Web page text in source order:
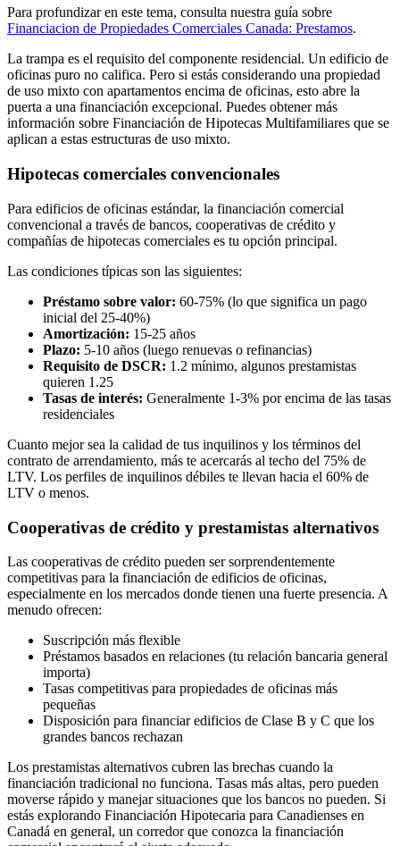
Para profundizar en este tema, consulta nuestra guía sobre
Financiacion de Propiedades Comerciales Canada: Prestamos.
La trampa es el requisito del componente residencial. Un edificio de
oficinas puro no califica. Pero si estás considerando una propiedad
de uso mixto con apartamentos encima de oficinas, esto abre la
puerta a una financiación excepcional. Puedes obtener más
información sobre Financiación de Hipotecas Multifamiliares que se
aplican a estas estructuras de uso mixto.
Hipotecas comerciales convencionales
Para edificios de oficinas estándar, la financiación comercial
convencional a través de bancos, cooperativas de crédito y
compañías de hipotecas comerciales es tu opción principal.
Las condiciones típicas son las siguientes:
Préstamo sobre valor: 60-75% (lo que significa un pago
inicial del 25-40%)
Amortización: 15-25 años
Plazo: 5-10 años (luego renuevas o refinancias)
Requisito de DSCR: 1.2 mínimo, algunos prestamistas
quieren 1.25
Tasas de interés: Generalmente 1-3% por encima de las tasas
residenciales
Cuanto mejor sea la calidad de tus inquilinos y los términos del
contrato de arrendamiento, más te acercarás al techo del 75% de
LTV. Los perfiles de inquilinos débiles te llevan hacia el 60% de
LTV o menos.
Cooperativas de crédito y prestamistas alternativos
Las cooperativas de crédito pueden ser sorprendentemente
competitivas para la financiación de edificios de oficinas,
especialmente en los mercados donde tienen una fuerte presencia. A
menudo ofrecen:
Suscripción más flexible
Préstamos basados en relaciones (tu relación bancaria general
importa)
Tasas competitivas para propiedades de oficinas más
pequeñas
Disposición para financiar edificios de Clase B y C que los
grandes bancos rechazan
Los prestamistas alternativos cubren las brechas cuando la
financiación tradicional no funciona. Tasas más altas, pero pueden
moverse rápido y manejar situaciones que los bancos no pueden. Si
estás explorando Financiación Hipotecaria para Canadienses en
Canadá en general, un corredor que conozca la financiación